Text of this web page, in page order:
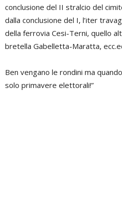
conclusione del II stralcio del
dalla conclusione del I, l’iter
della ferrovia Cesi-Terni, quello
bretella Gabelletta-Maratta,
Ben vengano le rondini ma
solo primavere elettorali!”